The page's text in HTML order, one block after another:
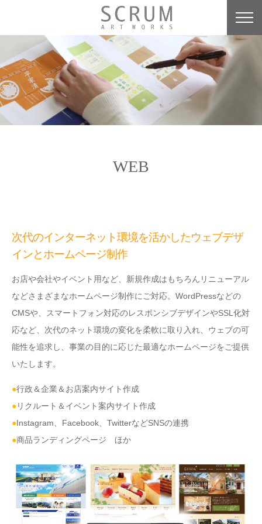
WEB
次代のインターネット環境を活かしたウェブデザ
インとホームページ制作
お店や会社やイベント用など、新規作成はもちろんリニューアル
などさまざまなホームページ制作にご対応。WordPressなどの
CMSや、スマートフォン対応のレスポンシブデザインやSSL化対
応など、次代のネット環境の変化を柔軟に取り入れ、ウェブの可
能性を追求し、事業の目的に応じた最適なホームページをご提供
いたします。
●行政＆企業＆お店案内サイト作成
●リクルート＆イベント案内サイト作成
●Instagram、Facebook、TwitterなどSNSの連携
●商品ランディングページ ほか